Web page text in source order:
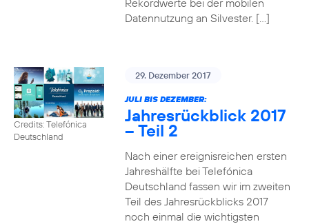
Rekordwerte bei der mobilen
Datennutzung an Silvester. […]
Credits: Telefónica
Deutschland
29. Dezember 2017
JULI BIS DEZEMBER:
Jahresrückblick 2017
– Teil 2
Nach einer ereignisreichen ersten
Jahreshälfte bei Telefónica
Deutschland fassen wir im zweiten
Teil des Jahresrückblicks 2017
noch einmal die wichtigsten